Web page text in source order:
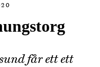
får ett ett